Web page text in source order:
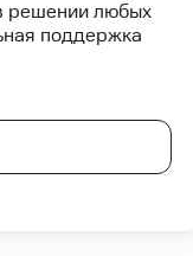
решении любых
поддержка